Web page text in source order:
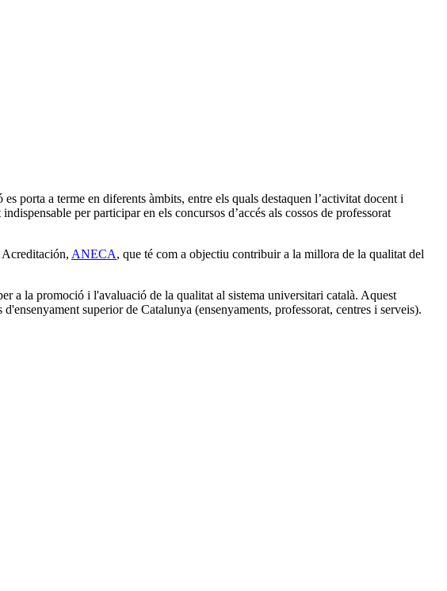
porta a terme en diferents àmbits, entre els quals destaquen l’activitat docent i
per participar en els concursos d’accés als cossos de professorat
ANECA, que té com a objectiu contribuir a la millora de la qualitat del
a la promoció i l'avaluació de la qualitat al sistema universitari català. Aquest
superior de Catalunya (ensenyaments, professorat, centres i serveis).